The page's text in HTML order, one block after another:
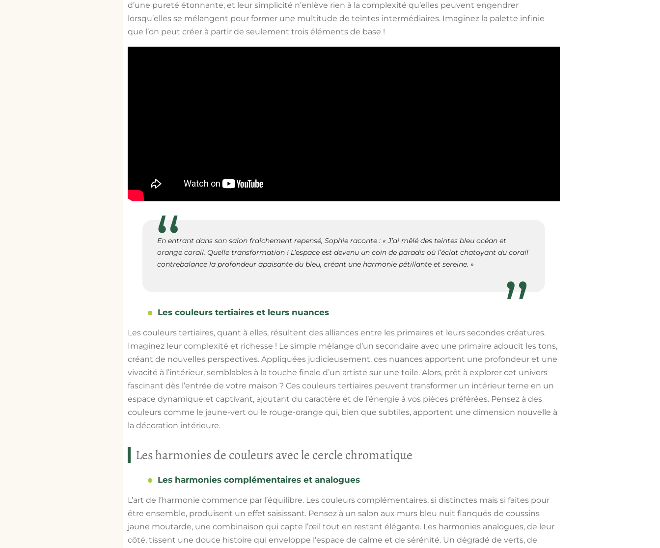
d’une pureté étonnante, et leur simplicité n’enlève rien à la complexité qu’elles peuvent engendrer
lorsqu’elles se mélangent pour former une multitude de teintes intermédiaires. Imaginez la palette infinie
que l’on peut créer à partir de seulement trois éléments de base !
En entrant dans son salon fraîchement repensé, Sophie raconte : « J’ai mêlé des teintes bleu océan et
orange corail. Quelle transformation ! L’espace est devenu un coin de paradis où l’éclat chatoyant du corail
contrebalance la profondeur apaisante du bleu, créant une harmonie pétillante et sereine. »
Les couleurs tertiaires et leurs nuances
Les couleurs tertiaires, quant à elles, résultent des alliances entre les primaires et leurs secondes créatures.
Imaginez leur complexité et richesse ! Le simple mélange d’un secondaire avec une primaire adoucit les tons,
créant de nouvelles perspectives. Appliquées judicieusement, ces nuances apportent une profondeur et une
vivacité à l’intérieur, semblables à la touche finale d’un artiste sur une toile. Alors, prêt à explorer cet univers
fascinant dès l’entrée de votre maison ? Ces couleurs tertiaires peuvent transformer un intérieur terne en un
espace dynamique et captivant, ajoutant du caractère et de l’énergie à vos pièces préférées. Pensez à des
couleurs comme le jaune-vert ou le rouge-orange qui, bien que subtiles, apportent une dimension nouvelle à
la décoration intérieure.
Les harmonies de couleurs avec le cercle chromatique
Les harmonies complémentaires et analogues
L’art de l’harmonie commence par l’équilibre. Les couleurs complémentaires, si distinctes mais si faites pour
être ensemble, produisent un effet saisissant. Pensez à un salon aux murs bleu nuit flanqués de coussins
jaune moutarde, une combinaison qui capte l’œil tout en restant élégante. Les harmonies analogues, de leur
côté, tissent une douce histoire qui enveloppe l’espace de calme et de sérénité. Un dégradé de verts, de